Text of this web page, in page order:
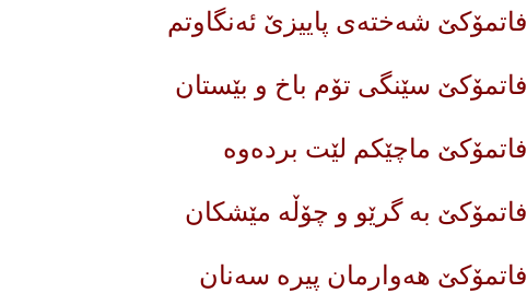
فاتمۆکێ شەختەی پاییزێ ئەنگاوتم
فاتمۆکێ سێنگی تۆم باخ و بێستان
فاتمۆکێ ماچێکم لێت بردەوە
فاتمۆکێ بە گرێو و چۆڵە مێشکان
فاتمۆکێ هەوارمان پیرە سەنان